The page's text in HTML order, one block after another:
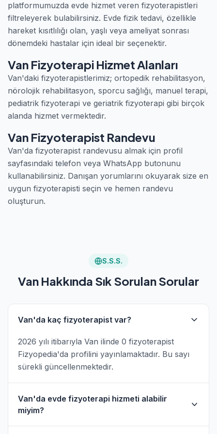
platformumuzda evde hizmet veren fizyoterapistleri
filtreleyerek bulabilirsiniz. Evde fizik tedavi, özellikle
hareket kısıtlılığı olan, yaşlı veya ameliyat sonrası
dönemdeki hastalar için ideal bir seçenektir.
Van Fizyoterapi Hizmet Alanları
Van'daki fizyoterapistlerimiz; ortopedik rehabilitasyon,
nörolojik rehabilitasyon, sporcu sağlığı, manuel terapi,
pediatrik fizyoterapi ve geriatrik fizyoterapi gibi birçok
alanda hizmet vermektedir.
Van Fizyoterapist Randevu
Van'da fizyoterapist randevusu almak için profil
sayfasındaki telefon veya WhatsApp butonunu
kullanabilirsiniz. Danışan yorumlarını okuyarak size en
uygun fizyoterapisti seçin ve hemen randevu
oluşturun.
S.S.S.
Van Hakkında Sık Sorulan Sorular
Van'da kaç fizyoterapist var?
2026 yılı itibarıyla Van ilinde 0 fizyoterapist
Fizyopedia'da profilini yayınlamaktadır. Bu sayı
sürekli güncellenmektedir.
Van'da evde fizyoterapi hizmeti alabilir
miyim?